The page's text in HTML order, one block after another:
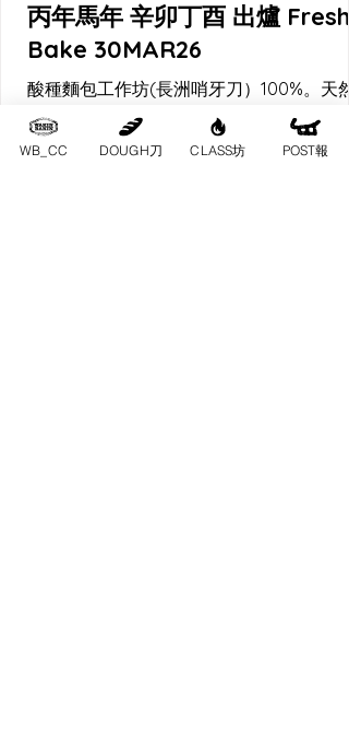
丙年馬年 辛卯丁酉 出爐 Fresh
Bake 30MAR26
酸種麵包工作坊(長洲哨牙刀）100%。天然
母酸種麵包。
WB_CC DOUGH刀 CLASS坊 POST報